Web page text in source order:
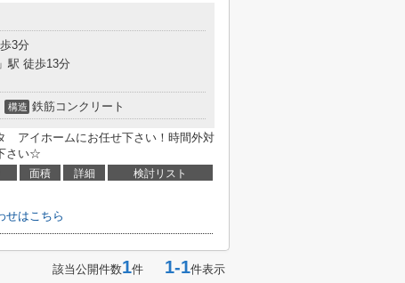
3分
」駅 徒歩13分
構造 鉄筋コンクリート
アイホームにお任せ下さい！時間外対
さい☆
面積 詳細 検討リスト
せはこちら
該当公開件数1件 1-1件表示